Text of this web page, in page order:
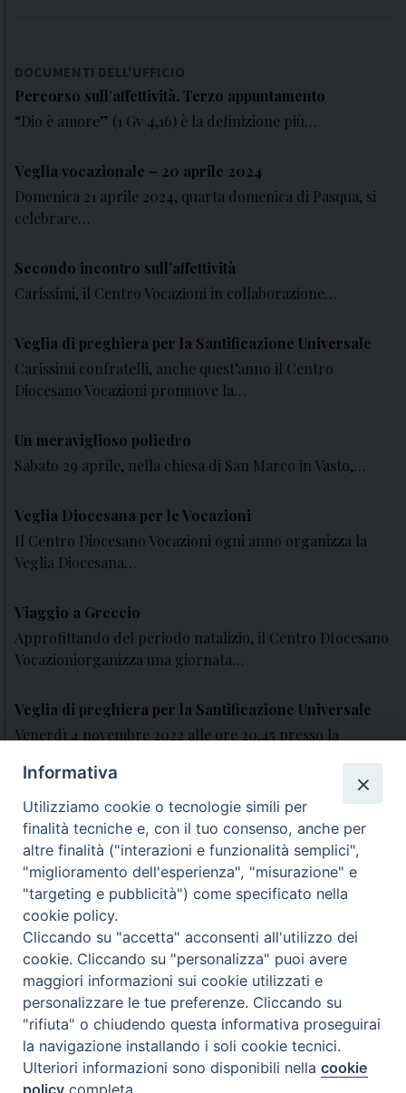
DOCUMENTI DELL'UFFICIO
Percorso sull’affettività. Terzo appuntamento
“Dio è amore” (1 Gv 4,16) è la definizione più…
Veglia vocazionale – 20 aprile 2024
Domenica 21 aprile 2024, quarta domenica di Pasqua, si
celebrare…
Secondo incontro sull’affettività
Carissimi, il Centro Vocazioni in collaborazione…
Veglia di preghiera per la Santificazione Universale
Carissimi confratelli, anche quest’anno il Centro
Diocesano Vocazioni promuove la…
Un meraviglioso poliedro
Sabato 29 aprile, nella chiesa di San Marco in Vasto,…
Veglia Diocesana per le Vocazioni
Il Centro Diocesano Vocazioni ogni anno organizza la
Veglia Diocesana…
Viaggio a Greccio
Approfittando del periodo natalizio, il Centro DIocesano
Vocazioniorganizza una giornata…
Veglia di preghiera per la Santificazione Universale
Venerdì 4 novembre 2022 alle ore 20,45 presso la
Veglia Diocesana di preghiera per le Vocazioni
Domenica 8 maggio sarà la 59ª Giornata Mondiale di
preghiera…
Convegno Regionale per le Vocazioni
Lunedì 30 agosto nei locali della Chiesa di San Marco…
archivio documenti
Informativa
Utilizziamo cookie o tecnologie simili per
finalità tecniche e, con il tuo consenso, anche per
altre finalità ("interazioni e funzionalità semplici",
"miglioramento dell'esperienza", "misurazione" e
"targeting e pubblicità") come specificato nella
cookie policy.
Cliccando su "accetta" acconsenti all'utilizzo dei
cookie. Cliccando su "personalizza" puoi avere
maggiori informazioni sui cookie utilizzati e
personalizzare le tue preferenze. Cliccando su
"rifiuta" o chiudendo questa informativa proseguirai
la navigazione installando i soli cookie tecnici.
Ulteriori informazioni sono disponibili nellacookie
policy completa.